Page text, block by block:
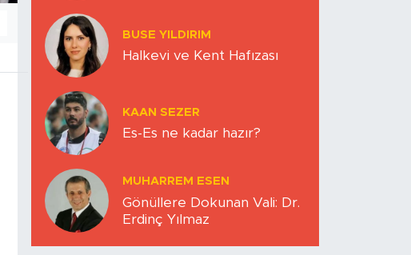
BUSE YILDIRIM
Halkevi ve Kent Hafızası
KAAN SEZER
Es-Es ne kadar hazır?
MUHARREM ESEN
Gönüllere Dokunan Vali: Dr.
Erdinç Yılmaz